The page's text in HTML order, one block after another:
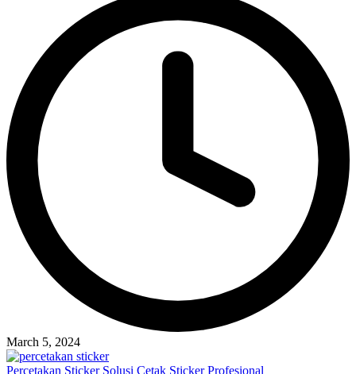
March 5, 2024
Percetakan Sticker Solusi Cetak Sticker Profesional